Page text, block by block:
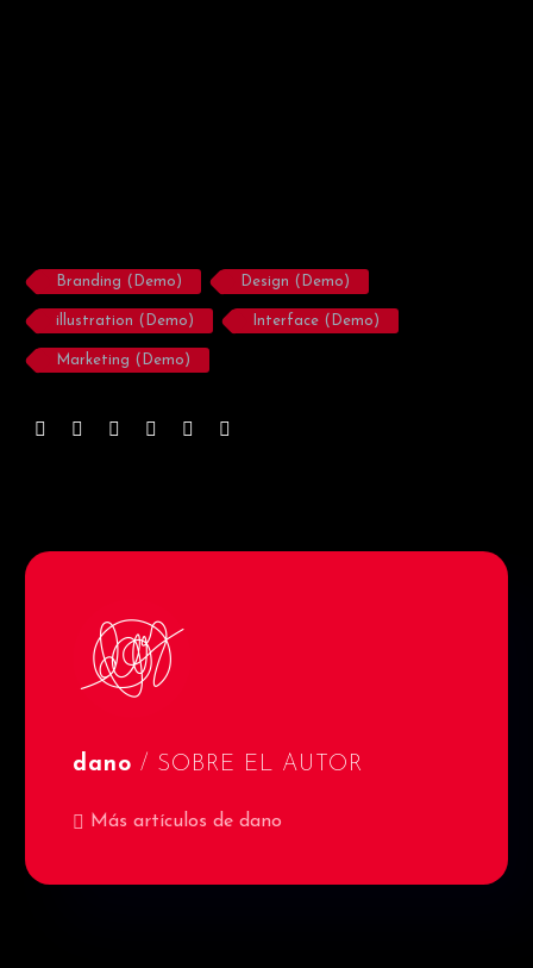
Branding (Demo) Design (Demo)
illustration (Demo) Interface (Demo)
Marketing (Demo)
dano / SOBRE EL AUTOR
Más artículos de dano